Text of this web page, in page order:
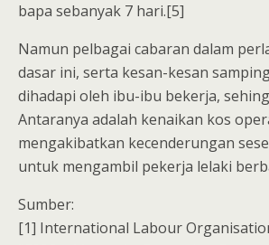
bapa sebanyak 7 hari.[5]
Namun pelbagai cabaran dalam
dasar ini, serta kesan-kesan
dihadapi oleh ibu-ibu bekerja,
Antaranya adalah kenaikan kos
mengakibatkan kecenderungan
untuk mengambil pekerja lelaki
Sumber:
[1] International Labour